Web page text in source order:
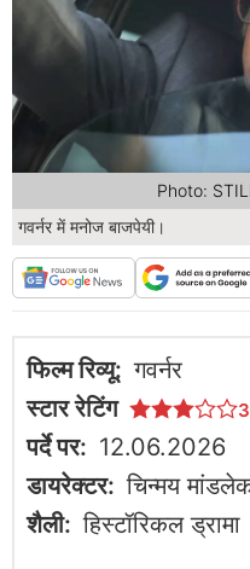
गवर्नर में मनोज बाजपेयी।
Photo:
फिल्म रिव्यू: गवर्नर
स्टार रेटिंग
पर्दे पर: 12.06.2026
डायरेक्टर: चिन्मय
शैली: हिस्टॉरिकल ड्रामा